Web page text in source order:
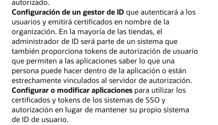
autorizado.
Configuración de un gestor de ID que autenticará a los
usuarios y emitirá certificados en nombre de la
organización. En la mayoría de las tiendas, el
administrador de ID será parte de un sistema que
también proporciona tokens de autorización de usuario
que permiten a las aplicaciones saber lo que una
persona puede hacer dentro de la aplicación o están
estrechamente vinculados al servidor de autorización.
Configurar o modificar aplicaciones para utilizar los
certificados y tokens de los sistemas de SSO y
autorización en lugar de mantener su propio sistema
de ID de usuario.